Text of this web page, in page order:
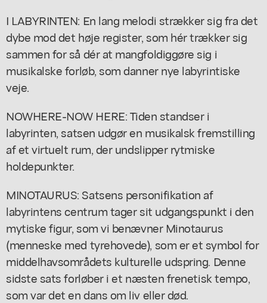
I LABYRINTEN: En lang melodi strækker sig fra det
dybe mod det høje register, som hér trækker sig
sammen for så dér at mangfoldiggøre sig i
musikalske forløb, som danner nye labyrintiske
veje.
NOWHERE-NOW HERE: Tiden standser i
labyrinten, satsen udgør en musikalsk fremstilling
af et virtuelt rum, der undslipper rytmiske
holdepunkter.
MINOTAURUS: Satsens personifikation af
labyrintens centrum tager sit udgangspunkt i den
mytiske figur, som vi benævner Minotaurus
(menneske med tyrehovede), som er et symbol for
middelhavsområdets kulturelle udspring. Denne
sidste sats forløber i et næsten frenetisk tempo,
som var det en dans om liv eller død.